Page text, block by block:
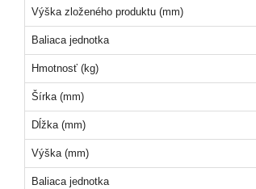
Výška zloženého produktu (mm)
Baliaca jednotka
Hmotnosť (kg)
Šírka (mm)
Dĺžka (mm)
Výška (mm)
Baliaca jednotka